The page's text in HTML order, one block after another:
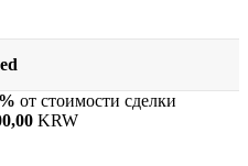
от стоимости сделки
KRW